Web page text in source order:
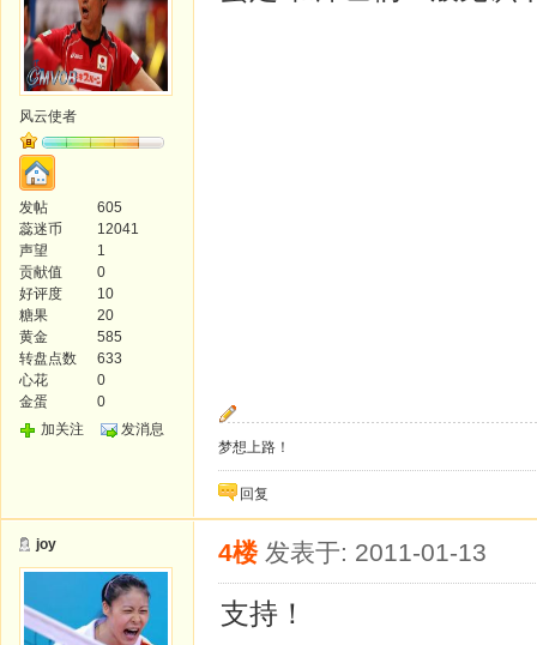
风云使者
发帖
605
蕊迷币
12041
声望
1
贡献值
0
好评度
10
糖果
20
黄金
585
转盘点数
633
心花
0
金蛋
0
加关注
发消息
梦想上路！
回复
joy 4楼 发表于: 2011-01-13
支持！